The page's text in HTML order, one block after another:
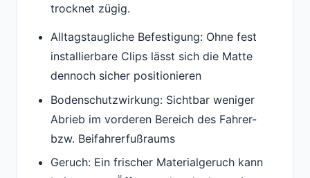
trocknet zügig.
Alltagstaugliche Befestigung: Ohne fest
installierbare Clips lässt sich die Matte
dennoch sicher positionieren
Bodenschutzwirkung: Sichtbar weniger
Abrieb im vorderen Bereich des Fahrer-
bzw. Beifahrerfußraums
Geruch: Ein frischer Materialgeruch kann